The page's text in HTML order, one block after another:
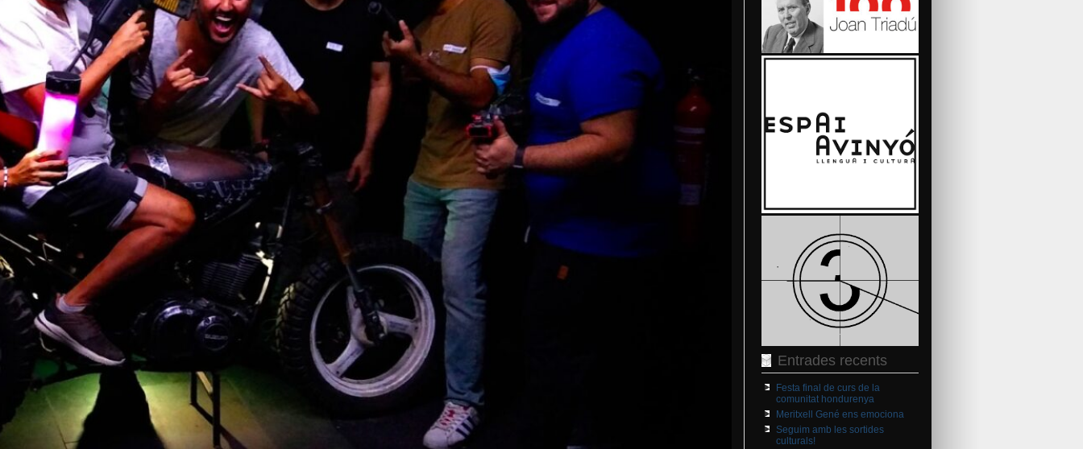
Entrades recents
Festa final de curs de la
comunitat hondurenya
Meritxell Gené ens emociona
Seguim amb les sortides
culturals!